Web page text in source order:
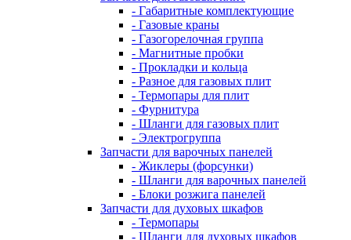
- Габаритные комплектующие
- Газовые краны
- Газогорелочная группа
- Магнитные пробки
- Прокладки и кольца
- Разное для газовых плит
- Термопары для плит
- Фурнитура
- Шланги для газовых плит
- Электрогруппа
Запчасти для варочных панелей
- Жиклеры (форсунки)
- Шланги для варочных панелей
- Блоки розжига панелей
Запчасти для духовых шкафов
- Термопары
- Шланги для духовых шкафов